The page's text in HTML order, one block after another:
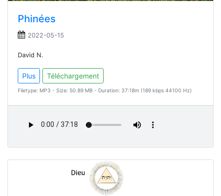
Phinées
2022-05-15
David N.
Plus Téléchargement
Filetype: MP3 - Size: 50.89 MB - Duration: 37:18m (189 kbps 44100 Hz)